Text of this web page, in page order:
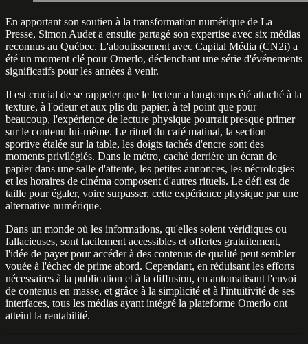
En apportant son soutien à la transformation numérique de La
Presse, Simon Audet a ensuite partagé son expertise avec six médias
reconnus au Québec. L'aboutissement avec Capital Média (CN2i) a
été un moment clé pour Omerlo, déclenchant une série d'événements
significatifs pour les années à venir.
Il est crucial de se rappeler que le lecteur a longtemps été attaché à la
texture, à l'odeur et aux plis du papier, à tel point que pour
beaucoup, l'expérience de lecture physique pourrait presque primer
sur le contenu lui-même. Le rituel du café matinal, la section
sportive étalée sur la table, les doigts tachés d'encre sont des
moments privilégiés. Dans le métro, caché derrière un écran de
papier dans une salle d'attente, les petites annonces, les nécrologies
et les horaires de cinéma composent d'autres rituels. Le défi est de
taille pour égaler, voire surpasser, cette expérience physique par une
alternative numérique.
Dans un monde où les informations, qu'elles soient véridiques ou
fallacieuses, sont facilement accessibles et offertes gratuitement,
l'idée de payer pour accéder à des contenus de qualité peut sembler
vouée à l'échec de prime abord. Cependant, en réduisant les efforts
nécessaires à la publication et à la diffusion, en automatisant l'envoi
de contenus en masse, et grâce à la simplicité et à l'intuitivité de ses
interfaces, tous les médias ayant intégré la plateforme Omerlo ont
atteint la rentabilité.